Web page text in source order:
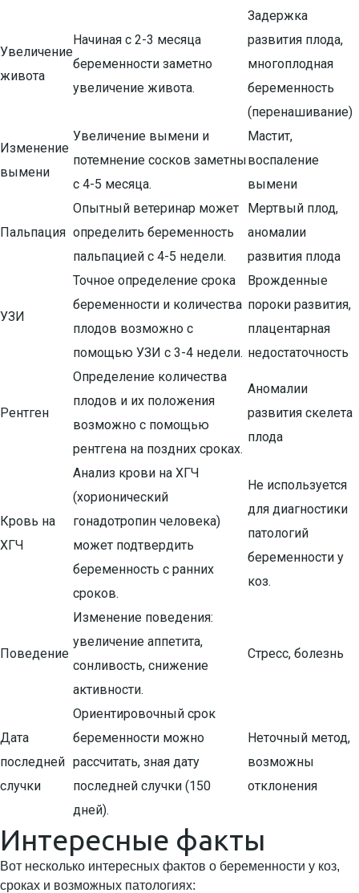
Увеличение
живота
Начиная с 2-3 месяца
беременности заметно
увеличение живота.
Задержка
развития плода,
многоплодная
беременность
(перенашивание)
Изменение
вымени
Увеличение вымени и
потемнение сосков заметны
с 4-5 месяца.
Мастит,
воспаление
вымени
Пальпация
Опытный ветеринар может
определить беременность
пальпацией с 4-5 недели.
Мертвый плод,
аномалии
развития плода
УЗИ
Точное определение срока
беременности и количества
плодов возможно с
помощью УЗИ с 3-4 недели.
Врожденные
пороки развития,
плацентарная
недостаточность
Рентген
Определение количества
плодов и их положения
возможно с помощью
рентгена на поздних сроках.
Аномалии
развития скелета
плода
Кровь на
ХГЧ
Анализ крови на ХГЧ
(хорионический
гонадотропин человека)
может подтвердить
беременность с ранних
сроков.
Не используется
для диагностики
патологий
беременности у
коз.
Поведение
Изменение поведения:
увеличение аппетита,
сонливость, снижение
активности.
Стресс, болезнь
Дата
последней
случки
Ориентировочный срок
беременности можно
рассчитать, зная дату
последней случки (150
дней).
Неточный метод,
возможны
отклонения
Интересные факты
Вот несколько интересных фактов о беременности у коз,
сроках и возможных патологиях: